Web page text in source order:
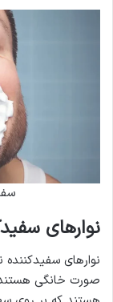
نوارهای
نوارهای
صورت خانگی